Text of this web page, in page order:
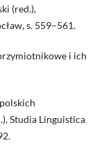
(red.),
s. 559–561.
i ich
Studia Linguistica